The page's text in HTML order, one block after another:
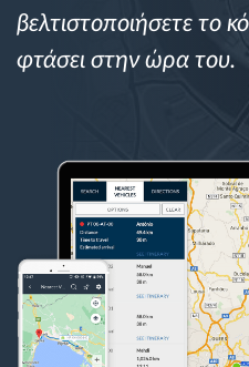
Αυτόματη αναγνώριση
Ανακαλύψτε όλα τα
Πώς να λύσουμε τις
δραστηριοτήτων του
Υπολογιστής
βελτιστοποιήσετε το
φτάσει στην ώρα του.